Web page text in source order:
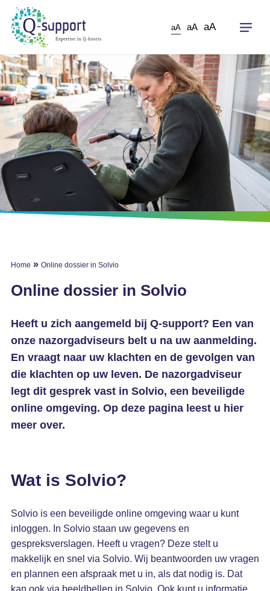
Skip
main
content
aA aA aA
Home » Online dossier in Solvio
Online dossier in Solvio
Heeft u zich aangemeld bij Q-support? Een van
onze nazorgadviseurs belt u na uw aanmelding.
En vraagt naar uw klachten en de gevolgen van
die klachten op uw leven. De nazorgadviseur
legt dit gesprek vast in Solvio, een beveiligde
online omgeving. Op deze pagina leest u hier
meer over.
Wat is Solvio?
Solvio is een beveiligde online omgeving waar u kunt
inloggen. In Solvio staan uw gegevens en
gespreksverslagen. Heeft u vragen? Deze stelt u
makkelijk en snel via Solvio. Wij beantwoorden uw vragen
en plannen een afspraak met u in, als dat nodig is. Dat
kan ook via beeldbellen in Solvio. Ook kunt u informatie